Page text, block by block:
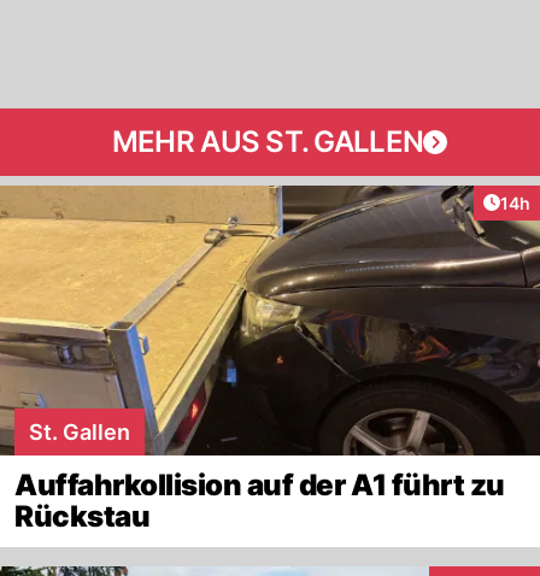
MEHR AUS ST. GALLEN
14h
St. Gallen
Auffahrkollision auf der A1 führt zu
Rückstau